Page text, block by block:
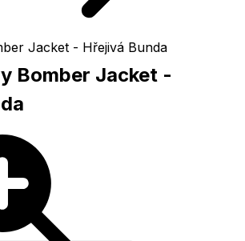
Jacket - Hřejivá Bunda
Bomber Jacket -